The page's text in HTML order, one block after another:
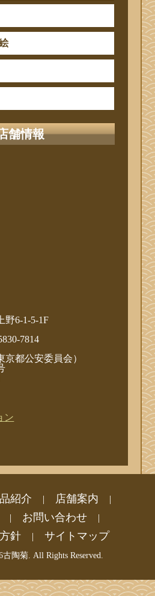
舗情報
野6-1-5-1F
7814
都公安委員会）
ン
紹介 | 店舗案内 |
| お問い合わせ |
針 | サイトマップ
古陶菊. All Rights Reserved.